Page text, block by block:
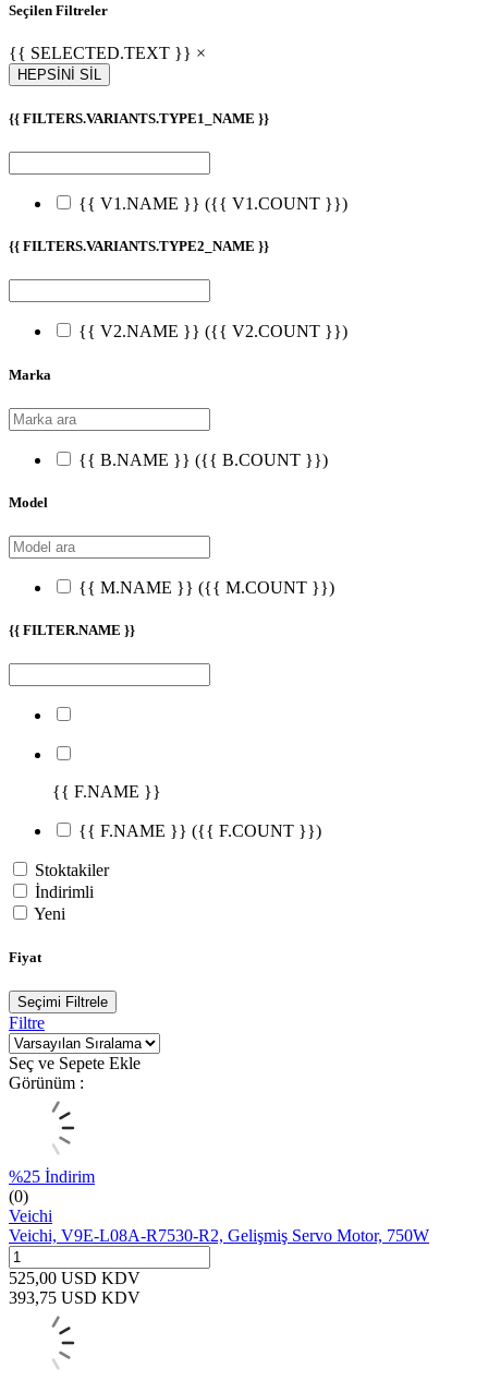
Seçilen Filtreler
{{ SELECTED.TEXT }} ×
HEPSİNİ SİL
{{ FILTERS.VARIANTS.TYPE1_NAME }}
{{ V1.NAME }} ({{ V1.COUNT }})
{{ FILTERS.VARIANTS.TYPE2_NAME }}
{{ V2.NAME }} ({{ V2.COUNT }})
Marka
{{ B.NAME }} ({{ B.COUNT }})
Model
{{ M.NAME }} ({{ M.COUNT }})
{{ FILTER.NAME }}
{{ F.NAME }}
{{ F.NAME }} ({{ F.COUNT }})
Stoktakiler
İndirimli
Yeni
Fiyat
Seçimi Filtrele
Filtre
Seç ve Sepete Ekle
Görünüm :
%25 İndirim
(0)
Veichi
Veichi, V9E-L08A-R7530-R2, Gelişmiş Servo Motor, 750W
525,00 USD KDV
393,75 USD KDV